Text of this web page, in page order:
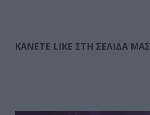
ΚΆΝΕΤΕ LIKE ΣΤΗ ΣΕΛΊΔΑ ΜΑΣ